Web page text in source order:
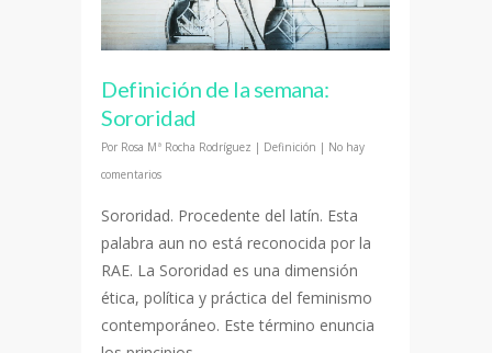
Definición de la semana:
Sororidad
Por Rosa Mª Rocha Rodríguez | Definición | No hay
comentarios
Sororidad. Procedente del latín. Esta
palabra aun no está reconocida por la
RAE. La Sororidad es una dimensión
ética, política y práctica del feminismo
contemporáneo. Este término enuncia